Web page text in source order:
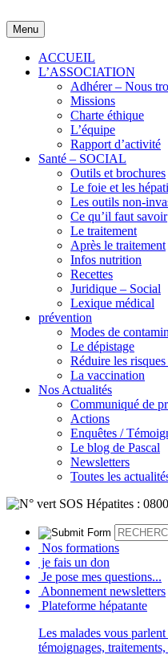
to
content
Menu
ACCUEIL
L’ASSOCIATION
Adhérer – Nous
Missions
Charte éthique
L’équipe
Rapport d’activité
Santé – SOCIAL
Outils et brochures
Le foie et les
Les outils non-
Ce qu’il faut savoir
Le traitement
Après le traitement
Infos nutrition
Recettes
Juridique – Social
Lexique médical
prévention
Modes de
Le dépistage
Réduire les
La vaccination
Nos Actualités
Communiqué de
Actions
Enquêtes /
Le blog de Pascal
Newsletters
Toutes les
Nos formations
je fais un don
Je pose mes questions...
Abonnement newsletters
Plateforme hépatante
Les malades vous
témoignages,